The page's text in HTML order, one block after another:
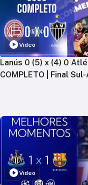
Vídeo
Lanús 0 (5) x (4) 0
COMPLETO | Final
Vídeo